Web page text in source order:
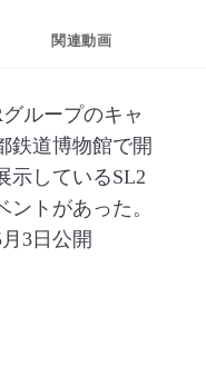
関連動画
ループのキャ
鉄道博物館で開
示しているSL2
トがあった。
3日公開